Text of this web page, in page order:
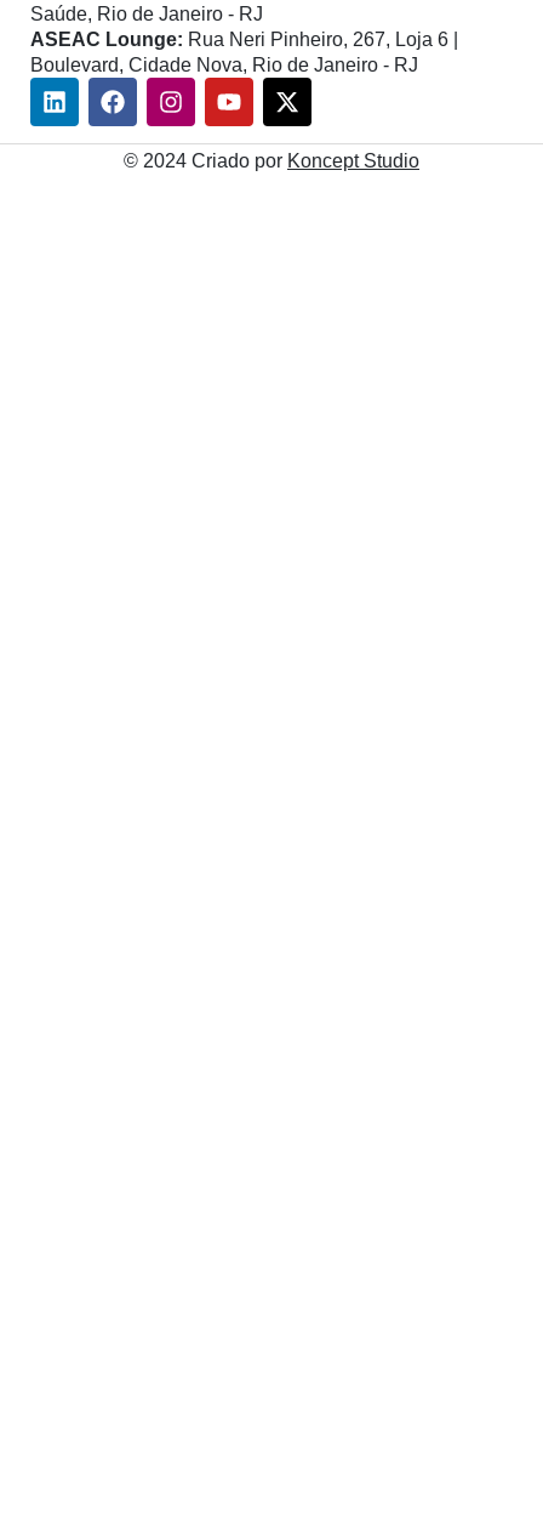
Saúde, Rio de Janeiro - RJ
ASEAC Lounge: Rua Neri Pinheiro, 267, Loja 6 |
Boulevard, Cidade Nova, Rio de Janeiro - RJ
LinkedinFacebookInstagram
Youtube
X-
twitter
© 2024 Criado por Koncept Studio